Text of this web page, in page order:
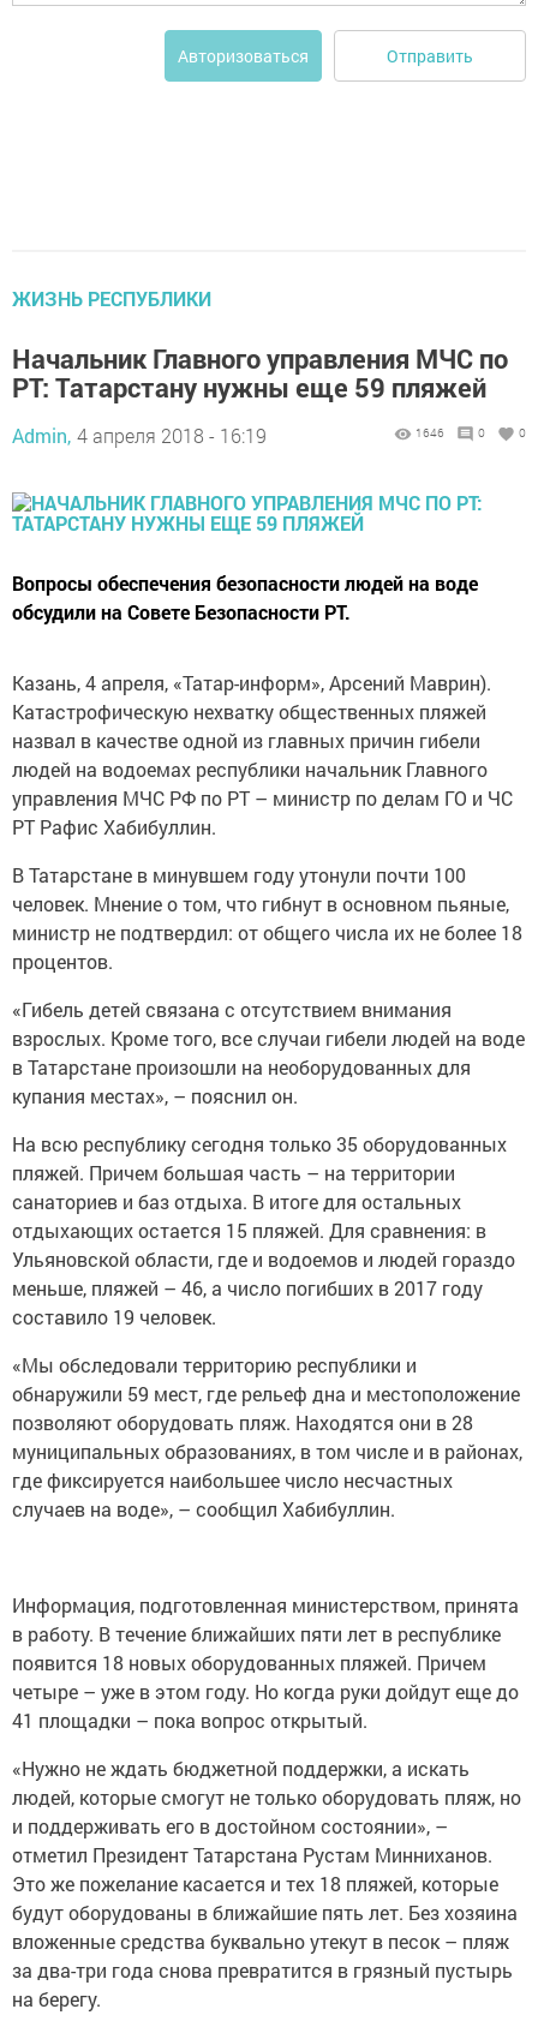
Авторизоваться Отправить
ЖИЗНЬ РЕСПУБЛИКИ
Начальник Главного управления МЧС по
РТ: Татарстану нужны еще 59 пляжей
Admin, 4 апреля 2018 - 16:19 1646 0 0
Вопросы обеспечения безопасности людей на воде
обсудили на Совете Безопасности РТ.
Казань, 4 апреля, «Татар-информ», Арсений Маврин).
Катастрофическую нехватку общественных пляжей
назвал в качестве одной из главных причин гибели
людей на водоемах республики начальник Главного
управления МЧС РФ по РТ – министр по делам ГО и ЧС
РТ Рафис Хабибуллин.
В Татарстане в минувшем году утонули почти 100
человек. Мнение о том, что гибнут в основном пьяные,
министр не подтвердил: от общего числа их не более 18
процентов.
«Гибель детей связана с отсутствием внимания
взрослых. Кроме того, все случаи гибели людей на воде
в Татарстане произошли на необорудованных для
купания местах», – пояснил он.
На всю республику сегодня только 35 оборудованных
пляжей. Причем большая часть – на территории
санаториев и баз отдыха. В итоге для остальных
отдыхающих остается 15 пляжей. Для сравнения: в
Ульяновской области, где и водоемов и людей гораздо
меньше, пляжей – 46, а число погибших в 2017 году
составило 19 человек.
«Мы обследовали территорию республики и
обнаружили 59 мест, где рельеф дна и местоположение
позволяют оборудовать пляж. Находятся они в 28
муниципальных образованиях, в том числе и в районах,
где фиксируется наибольшее число несчастных
случаев на воде», – сообщил Хабибуллин.
Информация, подготовленная министерством, принята
в работу. В течение ближайших пяти лет в республике
появится 18 новых оборудованных пляжей. Причем
четыре – уже в этом году. Но когда руки дойдут еще до
41 площадки – пока вопрос открытый.
«Нужно не ждать бюджетной поддержки, а искать
людей, которые смогут не только оборудовать пляж, но
и поддерживать его в достойном состоянии», –
отметил Президент Татарстана Рустам Минниханов.
Это же пожелание касается и тех 18 пляжей, которые
будут оборудованы в ближайшие пять лет. Без хозяина
вложенные средства буквально утекут в песок – пляж
за два-три года снова превратится в грязный пустырь
на берегу.